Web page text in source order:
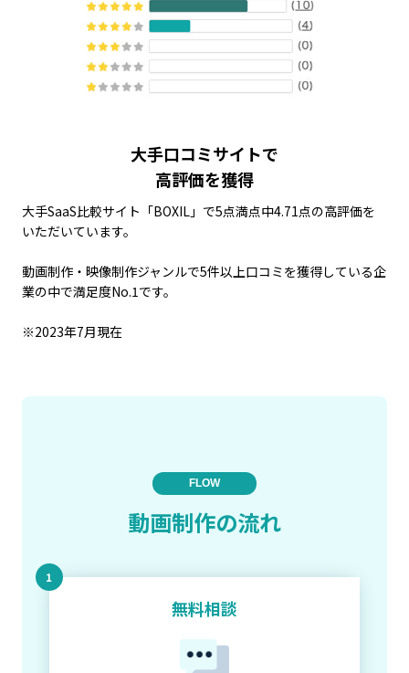
大手口コミサイトで
高評価を獲得
大手SaaS比較サイト「BOXIL」で5点満点中4.71点の高評価を
いただいています。
動画制作・映像制作ジャンルで5件以上口コミを獲得している企
業の中で満足度No.1です。
※2023年7月現在
FLOW
動画制作の流れ
無料相談